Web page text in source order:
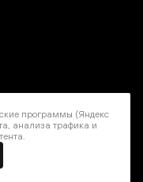
программы (Яндекс
анализа трафика и